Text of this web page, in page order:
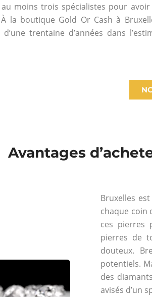
au moins trois spécialistes pour
la boutique Gold Or Cash à
trentaine d’années dans
Avantages
Bruxelles
chaque coin
ces pierres
pierres de
douteux.
potentiels.
des
avisés d’un